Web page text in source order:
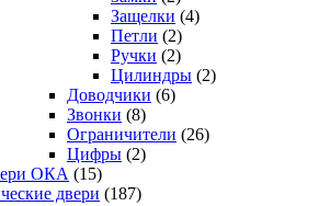
Защелки (4)
Петли (2)
Ручки (2)
Цилиндры (2)
Доводчики (6)
Звонки (8)
Ограничители (26)
Цифры (2)
ОКА (15)
двери (187)